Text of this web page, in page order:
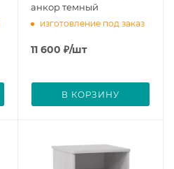
анкор темный
изготовление под заказ
11 600 ₽/шт
В КОРЗИНУ